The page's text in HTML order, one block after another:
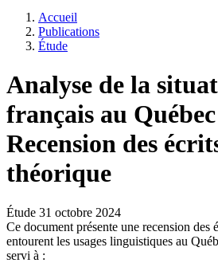
Accueil
Publications
Étude
Analyse de la
français au
Recension des
théorique
Étude 31 octobre 2024
Ce document présente une recension des
entourent les usages linguistiques au
servi à :